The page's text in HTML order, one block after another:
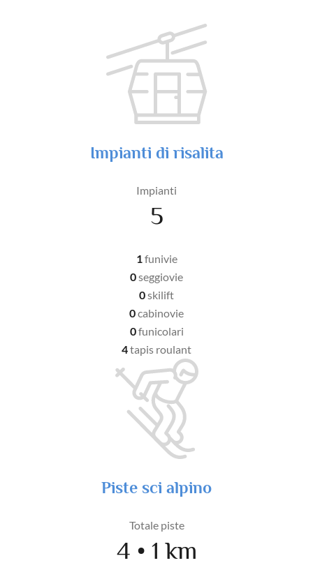
Impianti di risalita
Impianti
5
1funivie
0seggiovie
0skilift
0cabinovie
0funicolari
4tapis roulant
Piste sci alpino
Totale piste
4 • 1 km